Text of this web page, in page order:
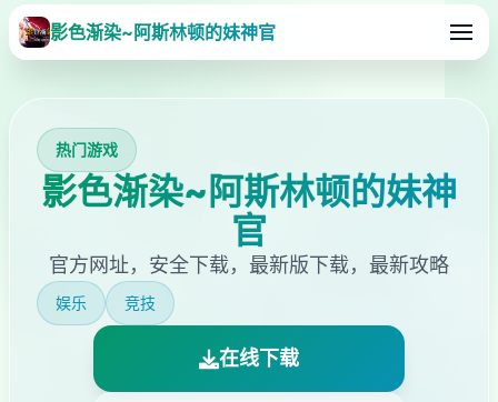
影色渐染~阿斯林顿的妹神官
热门游戏
影色渐染~阿斯林顿的妹神
官
官方网址，安全下载，最新版下载，最新攻略
娱乐 竞技
在线下载